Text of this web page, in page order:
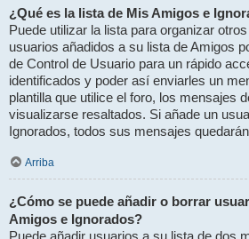
¿Qué es la lista de Mis Amigos e
Puede utilizar la lista para organizar
usuarios añadidos a su lista de Amigos
de Control de Usuario para un rápido
identificados y poder así enviarles un
plantilla que utilice el foro, los mensajes
visualizarse resaltados. Si añade un
Ignorados, todos sus mensajes
Arriba
¿Cómo se puede añadir o borrar
Amigos e Ignorados?